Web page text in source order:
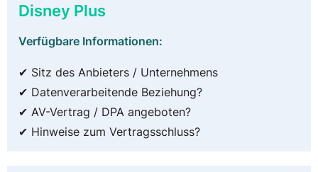
Disney Plus
Verfügbare Informationen:
✔ Sitz des Anbieters / Unternehmens
✔ Datenverarbeitende Beziehung?
✔ AV-Vertrag / DPA angeboten?
✔ Hinweise zum Vertragsschluss?